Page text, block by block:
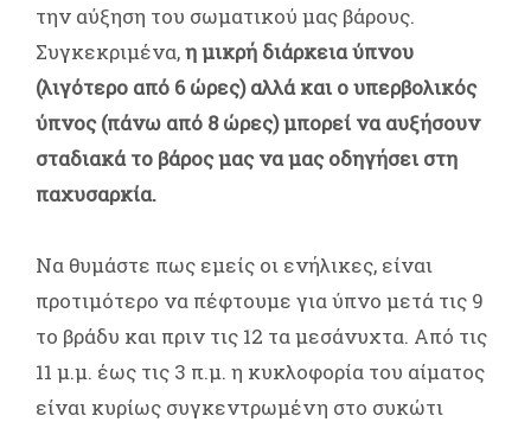
την αύξηση του σωματικού μας βάρους.
Συγκεκριμένα,η μικρή διάρκεια ύπνου
(λιγότερο από 6 ώρες) αλλά και ο υπερβολικός
ύπνος (πάνω από 8 ώρες) μπορεί να αυξήσουν
σταδιακά το βάρος μας να μας οδηγήσει στη
παχυσαρκία.
Να θυμάστε πως εμείς οι ενήλικες, είναι
προτιμότερο να πέφτουμε για ύπνο μετά τις 9
το βράδυ και πριν τις 12 τα μεσάνυχτα. Από τις
11 μ.μ. έως τις 3 π.μ. η κυκλοφορία του αίματος
είναι κυρίως συγκεντρωμένη στο συκώτι